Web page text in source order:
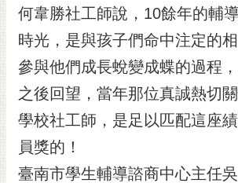
市
信
箱
English
日
本
語
何韋勝社工師說，10餘年的輔
時光，是與孩子們命中注定的
參與他們成長蛻變成蝶的過程
之後回望，當年那位真誠熱切
學校社工師，是足以匹配這座
員獎的！
臺南市學生輔導諮商中心主任